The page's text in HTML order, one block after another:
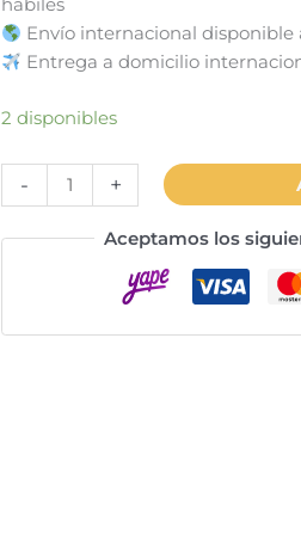
Envío internacional disponible
Entrega a domicilio
2 disponibles
-
casa
de
+
Aceptamos los